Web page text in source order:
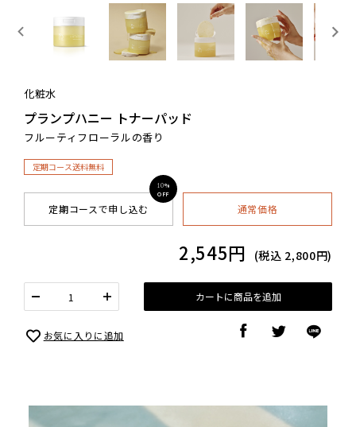
化粧水
プランプハニー トナーパッド
フルーティフローラルの香り
定期コース送料無料
10%
OFF
定期コースで申し込む 通常価格
2,545円 (税込 2,800円)
カートに商品を追加
お気に入りに追加